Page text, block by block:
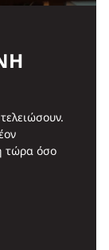
τώρα όσο